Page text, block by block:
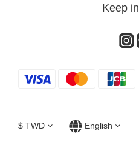
Keep
$ TWD English